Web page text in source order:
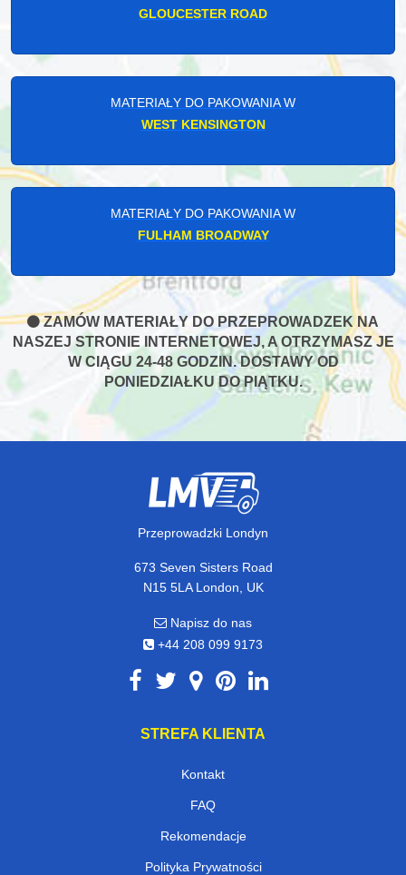
GLOUCESTER ROAD
MATERIAŁY DO PAKOWANIA W
WEST KENSINGTON
MATERIAŁY DO PAKOWANIA W
FULHAM BROADWAY
ZAMÓW MATERIAŁY DO PRZEPROWADZEK NA
NASZEJ STRONIE INTERNETOWEJ, A OTRZYMASZ JE
W CIĄGU 24-48 GODZIN. DOSTAWY OD
PONIEDZIAŁKU DO PIĄTKU.
Przeprowadzki Londyn
673 Seven Sisters Road
N15 5LA London, UK
Napisz do nas
+44 208 099 9173
STREFA KLIENTA
Kontakt
FAQ
Rekomendacje
Polityka Prywatności